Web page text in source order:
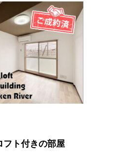
フト付きの部屋